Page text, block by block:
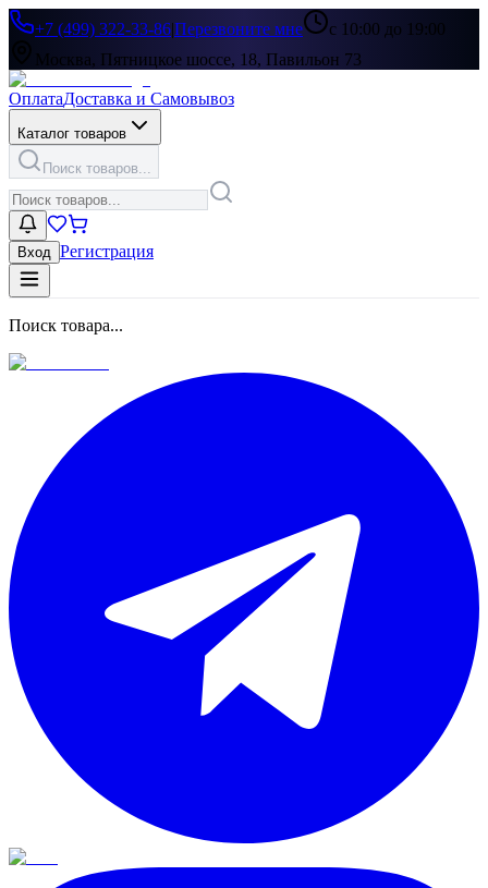
+7 (499) 322-33-86|Перезвоните мне
с 10:00 до 19:00
Москва, Пятницкое шоссе, 18, Павильон 73
ОплатаДоставка и Самовывоз
Каталог товаров
Поиск товаров...
Вход Регистрация
Поиск товара...